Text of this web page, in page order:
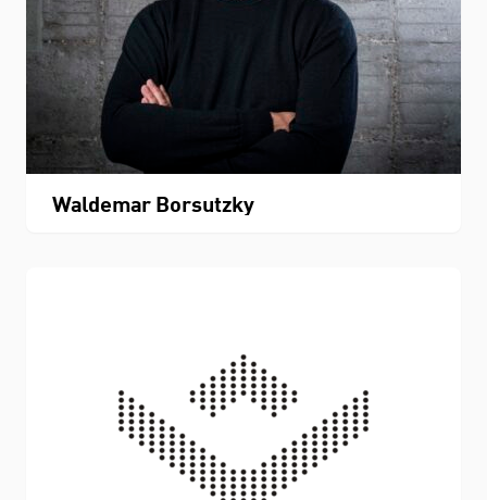
Waldemar Borsutzky